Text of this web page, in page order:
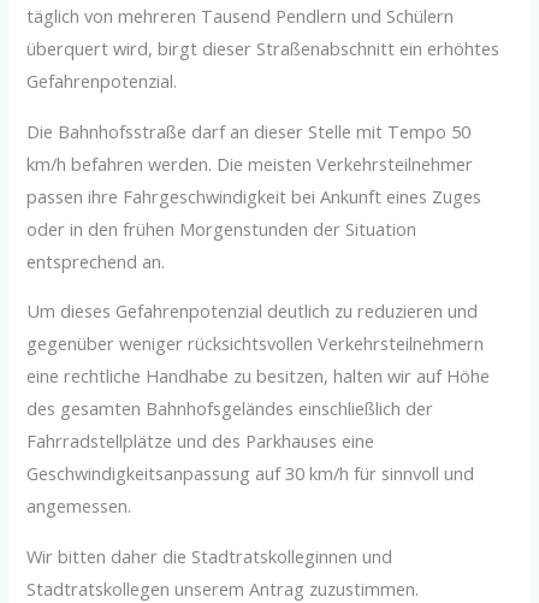
täglich von mehreren Tausend Pendlern und Schülern
überquert wird, birgt dieser Straßenabschnitt ein erhöhtes
Gefahrenpotenzial.
Die Bahnhofsstraße darf an dieser Stelle mit Tempo 50
km/h befahren werden. Die meisten Verkehrsteilnehmer
passen ihre Fahrgeschwindigkeit bei Ankunft eines Zuges
oder in den frühen Morgenstunden der Situation
entsprechend an.
Um dieses Gefahrenpotenzial deutlich zu reduzieren und
gegenüber weniger rücksichtsvollen Verkehrsteilnehmern
eine rechtliche Handhabe zu besitzen, halten wir auf Höhe
des gesamten Bahnhofsgeländes einschließlich der
Fahrradstellplätze und des Parkhauses eine
Geschwindigkeitsanpassung auf 30 km/h für sinnvoll und
angemessen.
Wir bitten daher die Stadtratskolleginnen und
Stadtratskollegen unserem Antrag zuzustimmen.